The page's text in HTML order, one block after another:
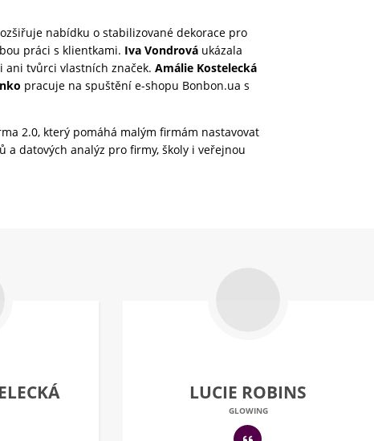
nabídku o stabilizované dekorace pro
práci s klientkami. Iva Vondrová ukázala
ani tvůrci vlastních značek. Amálie Kostelecká
pracuje na spuštění e-shopu Bonbon.ua s
2.0, který pomáhá malým firmám nastavovat
a datových analýz pro firmy, školy i veřejnou
LUCIE ROBINS
GLOWING